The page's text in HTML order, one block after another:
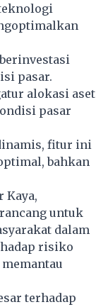
pasar.
alokasi aset
pasar
fitur ini
bahkan
Kaya,
untuk
dalam
risiko
terhadap